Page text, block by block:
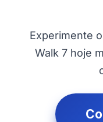
Experimente
Walk 7 hoje